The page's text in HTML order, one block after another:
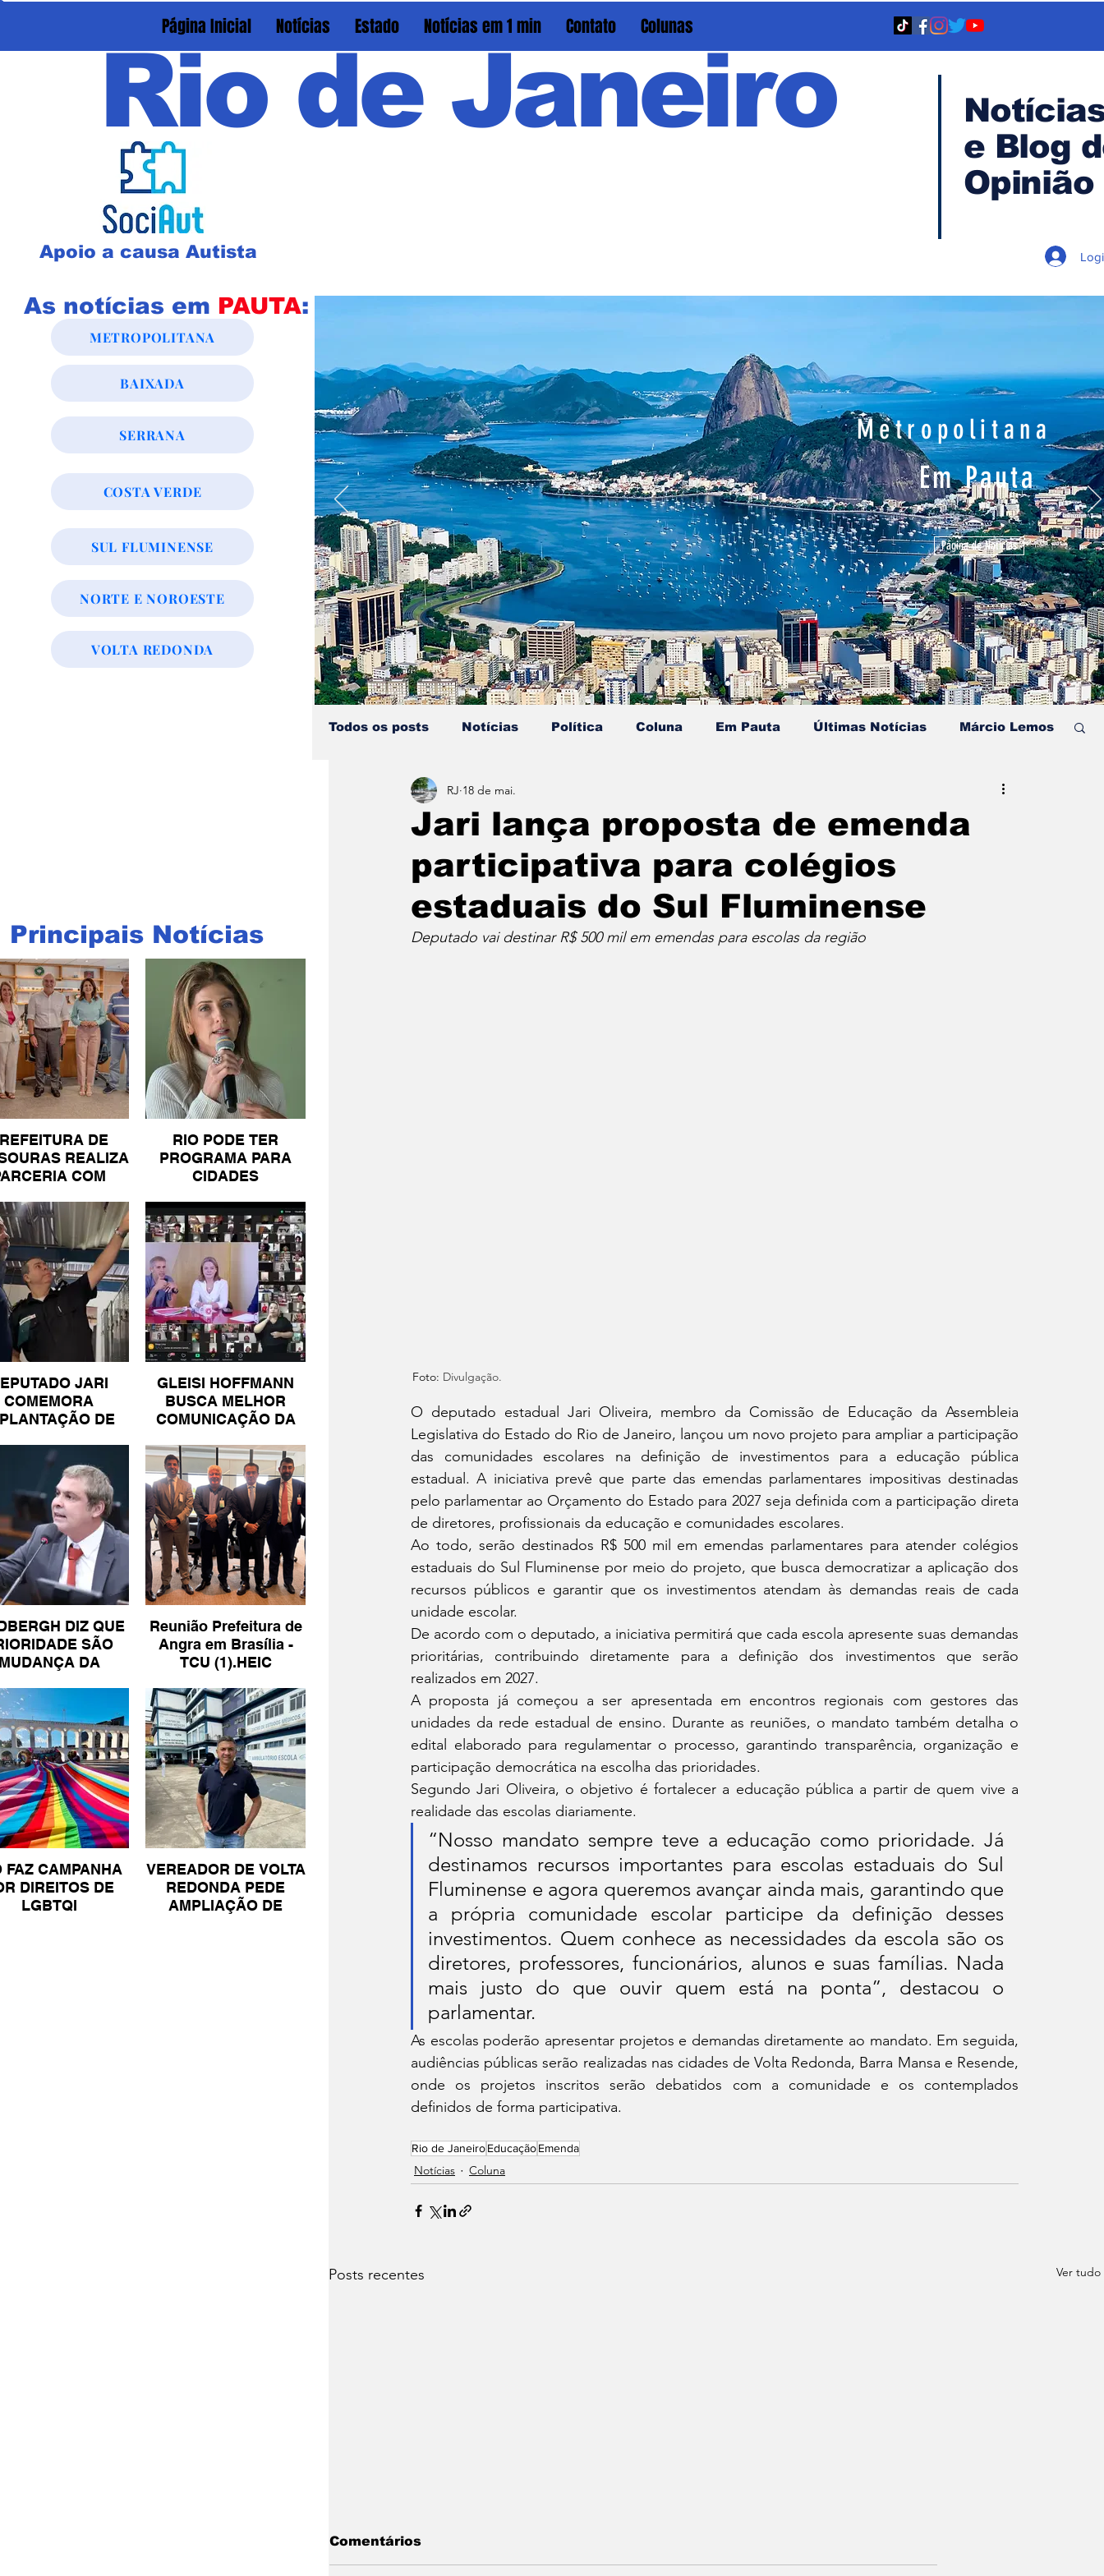
Página Inicial Notícias Estado Notícias em 1 min Contato Colunas
Rio de Janeiro
Apoio a causa Autista
e Blog
Opinião
As notícias em PAUTA:
METROPOLITANA
BAIXADA
SERRANA
COSTA VERDE
SUL FLUMINENSE
NORTE E NOROESTE
VOLTA REDONDA
Principais Notícias
DE
REALIZA
COM
RIO PODE TER
PROGRAMA PARA
CIDADES
JARI
COMEMORA
DE
GLEISI HOFFMANN
BUSCA MELHOR
COMUNICAÇÃO DA
DIZ QUE
SÃO
DA
DE IR
Reunião Prefeitura de
Angra em Brasília -
TCU (1).HEIC
FAZ CAMPANHA
DIREITOS DE
LGBTQI
VEREADOR DE VOLTA
REDONDA PEDE
AMPLIAÇÃO DE
Todos os posts Notícias Política Coluna Em Pauta Últimas Notícias Márcio Lemos
Estado do Rio Notícias em 1 min
Dois cafés e a conta Angra dos Reis Barra do Piraí Barra Mansa
Jari lança proposta de emenda
participativa para colégios
estaduais do Sul Fluminense
RJ 18 de mai.
Deputado vai destinar R$ 500 mil em emendas para escolas da região
Foto: Divulgação.
O deputado estadual Jari Oliveira, membro da Comissão de Educação da Assembleia
Legislativa do Estado do Rio de Janeiro, lançou um novo projeto para ampliar a participação
das comunidades escolares na definição de investimentos para a educação pública
estadual. A iniciativa prevê que parte das emendas parlamentares impositivas destinadas
pelo parlamentar ao Orçamento do Estado para 2027 seja definida com a participação direta
de diretores, profissionais da educação e comunidades escolares.
Ao todo, serão destinados R$ 500 mil em emendas parlamentares para atender colégios
estaduais do Sul Fluminense por meio do projeto, que busca democratizar a aplicação dos
recursos públicos e garantir que os investimentos atendam às demandas reais de cada
unidade escolar.
De acordo com o deputado, a iniciativa permitirá que cada escola apresente suas demandas
prioritárias, contribuindo diretamente para a definição dos investimentos que serão
realizados em 2027.
A proposta já começou a ser apresentada em encontros regionais com gestores das
unidades da rede estadual de ensino. Durante as reuniões, o mandato também detalha o
edital elaborado para regulamentar o processo, garantindo transparência, organização e
participação democrática na escolha das prioridades.
Segundo Jari Oliveira, o objetivo é fortalecer a educação pública a partir de quem vive a
realidade das escolas diariamente.
“Nosso mandato sempre teve a educação como prioridade. Já
destinamos recursos importantes para escolas estaduais do Sul
Fluminense e agora queremos avançar ainda mais, garantindo que
a própria comunidade escolar participe da definição desses
investimentos. Quem conhece as necessidades da escola são os
diretores, professores, funcionários, alunos e suas famílias. Nada
mais justo do que ouvir quem está na ponta”, destacou o
parlamentar.
As escolas poderão apresentar projetos e demandas diretamente ao mandato. Em seguida,
audiências públicas serão realizadas nas cidades de Volta Redonda, Barra Mansa e Resende,
onde os projetos inscritos serão debatidos com a comunidade e os contemplados
definidos de forma participativa.
Rio de JaneiroEducaçãoEmenda
Notícias Coluna
Posts recentes Ver tudo
Comentários
Metropolitana
Em Pauta
Página de Notícias